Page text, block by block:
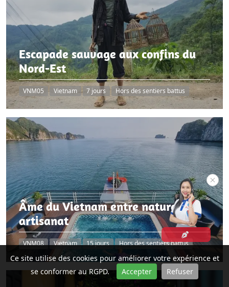
Escapade sauvage aux confins du
Nord-Est
VNM05 Vietnam 7 jours Hors des sentiers battus
Âme du Vietnam entre nature et
artisanat
VNM08 Vietnam 15 jours Hors des sentiers battus
Ce site utilise des cookies pour améliorer votre expérience et
se conformer au RGPD.
Accepter Refuser